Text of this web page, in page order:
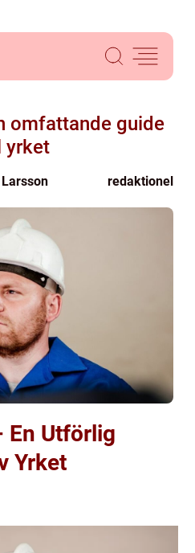
omfattande guide
yrket
redaktionel
En Utförlig
Yrket